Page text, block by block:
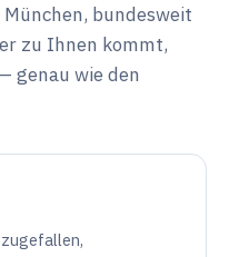
bundesweit
zu Ihnen kommt,
genau wie den